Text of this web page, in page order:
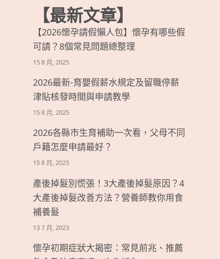
【最新文章】
【2026懷孕請假懶人包】懷孕有哪些假
可請？8個常見問題總整理
15 8 月, 2025
2026最新-育嬰假薪水規定及留職停薪
津貼核發時間與申請教學
15 8 月, 2025
2026各縣市生育補助一次看，父母不同
戶籍怎麼申請最好？
15 8 月, 2025
產後掉髮別慌張！3大產後掉髮原因？4
大產後掉髮改善方法？營養師教你用食
補養髮
13 7 月, 2023
懷孕初期症狀大揭密：常見前兆、推薦